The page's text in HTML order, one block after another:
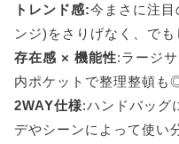
トレンド感:今まさに注
ンジ)をさりげなく、でも
存在感 × 機能性:ラージ
内ポケットで整理整頓も
2WAY仕様:ハンドバッグ
デやシーンによって使い